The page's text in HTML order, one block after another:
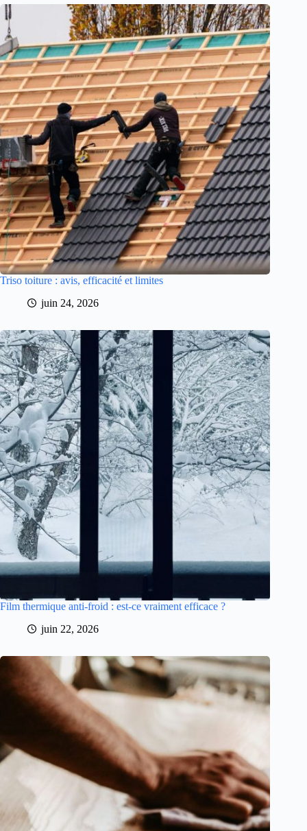
Triso toiture : avis, efficacité et limites
juin 24, 2026
Film thermique anti-froid : est-ce vraiment efficace ?
juin 22, 2026